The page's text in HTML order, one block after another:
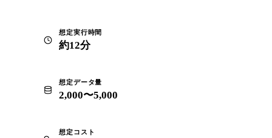
想定実行時間
約12分
想定データ量
2,000〜5,000
想定コスト